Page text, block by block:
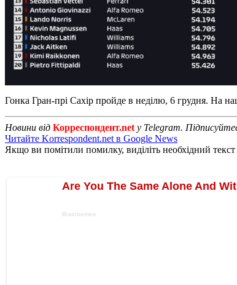
Гонка Гран-прі Сахір пройде в неділю, 6 грудня. На
Новини від Корреспондент.net у Telegram.
Читайте Korrespondent.net в Google News
Якщо ви помітили помилку, виділіть необхідний